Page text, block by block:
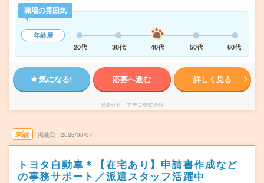
職場の雰囲気
年齢層
20代
30代 40代 50代 60代
気になる! 応募へ進む 詳しく見る
派遣会社 アデコ株式会社
未読 掲載日 2026/08/07
トヨタ自動車＊【在宅あり】申請書作成など
の事務サポート／派遣スタッフ活躍中